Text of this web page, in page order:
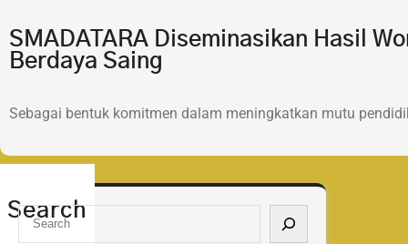
SMADATARA Diseminasikan Hasil
Berdaya Saing
Sebagai bentuk komitmen dalam meningkatkan mutu
Search
S